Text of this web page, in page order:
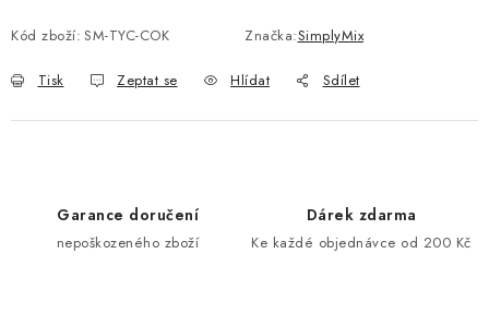
Kód zboží: SM-TYC-COK Značka:SimplyMix
Tisk Zeptat se Hlídat Sdílet
Garance doručení
nepoškozeného zboží
Dárek zdarma
Ke každé objednávce od 200 Kč